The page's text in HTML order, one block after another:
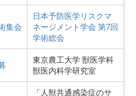
集会
日本予防医学リスクマ
ネージメント学会 第7回
学術総会
東京農工大学 獣医学科
獣医内科学研究室
「人獣共通感染症のサ